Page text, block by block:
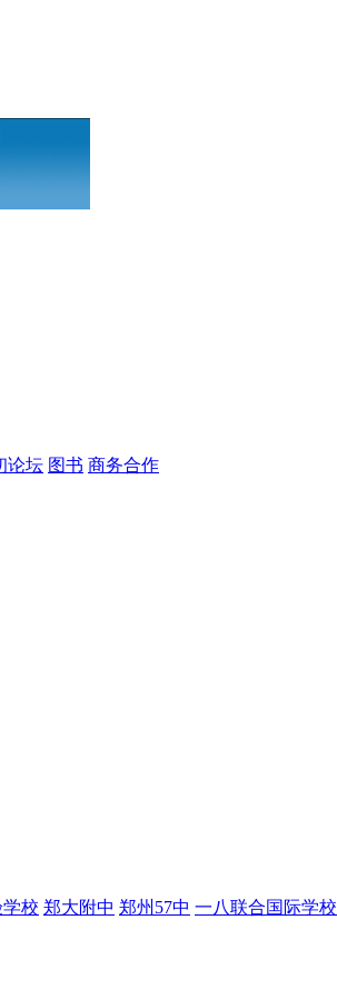
论坛 图书 商务合作
校 郑大附中 郑州57中 一八联合国际学校